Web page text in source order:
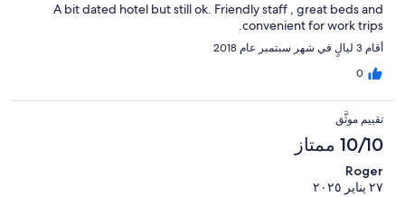
A bit dated hotel but still ok. Friendly staff , great beds and
convenient for work trips.
أقام 3 ليالٍ في شهر سبتمبر عام 2018
0
تقييم موثَّق
10/10 ممتاز
Roger
٢٧ يناير ٢٠٢٥